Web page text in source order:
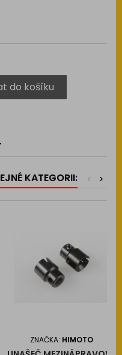
do košíku
KATEGORII: >
<
ZNAČKA: HIMOTO